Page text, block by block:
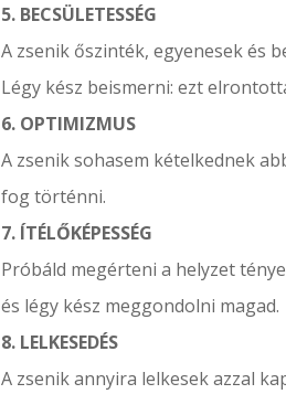
5. BECSÜLETESSÉG
A zsenik őszinték, egyenesek és
Légy kész beismerni: ezt
6. OPTIMIZMUS
A zsenik sohasem kételkednek
fog történni.
7. ÍTÉLŐKÉPESSÉG
Próbáld megérteni a helyzet
és légy kész meggondolni magad.
8. LELKESEDÉS
A zsenik annyira lelkesek azzal